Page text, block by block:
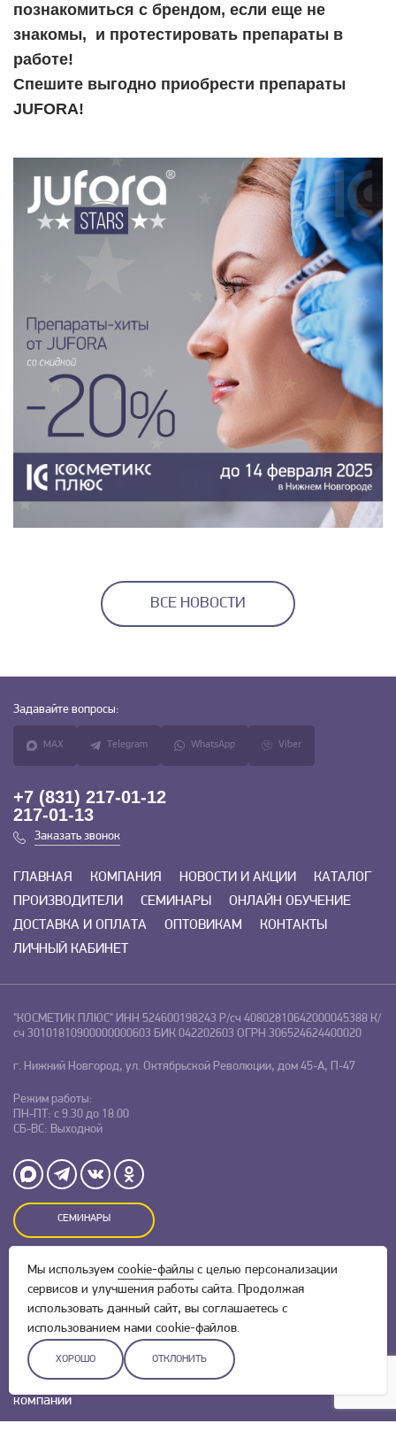
познакомиться с брендом, если еще не
знакомы, и протестировать препараты в
работе!
Спешите выгодно приобрести препараты
JUFORA!
ВСЕ НОВОСТИ
Задавайте вопросы:
MAX Telegram WhatsApp Viber
+7 (831) 217-01-12
217-01-13
Заказать звонок
ГЛАВНАЯ КОМПАНИЯ НОВОСТИ И АКЦИИ
КАТАЛОГ
ПРОИЗВОДИТЕЛИ
СЕМИНАРЫ
ОНЛАЙН ОБУЧЕНИЕ
ДОСТАВКА И ОПЛАТА
ОПТОВИКАМ
КОНТАКТЫ
ЛИЧНЫЙ КАБИНЕТ
"КОСМЕТИК ПЛЮС" ИНН 524600198243 Р/сч 40802810642000045388 К/
сч 30101810900000000603 БИК 042202603 ОГРН 306524624400020
г. Нижний Новгород, ул. Октябрьской Революции, дом 45-А, П-47
Режим работы:
ПН-ПТ: с 9.30 до 18.00
СБ-ВС: Выходной
СЕМИНАРЫ
Оставляя заявку на сайте, Вы даете свое согласие на обработку
персональных данныхи соглашаетесь cполитикой
конфиденциальности.
Разработка сайта –
Мы используем cookie-файлы с целью персонализации
сервисов и улучшения работы сайта. Продолжая
использовать данный сайт, вы соглашаетесь с
использованием нами cookie-файлов.
ХОРОШО ОТКЛОНИТЬ